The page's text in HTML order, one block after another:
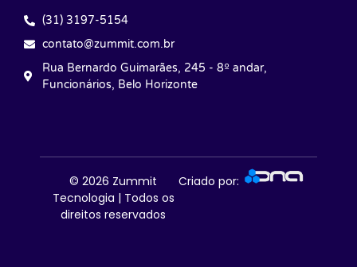
(31) 3197-5154
contato@zummit.com.br
Rua Bernardo Guimarães, 245 - 8º andar,
Funcionários, Belo Horizonte
© 2026 Zummit
Tecnologia | Todos os
direitos reservados
Criado por: